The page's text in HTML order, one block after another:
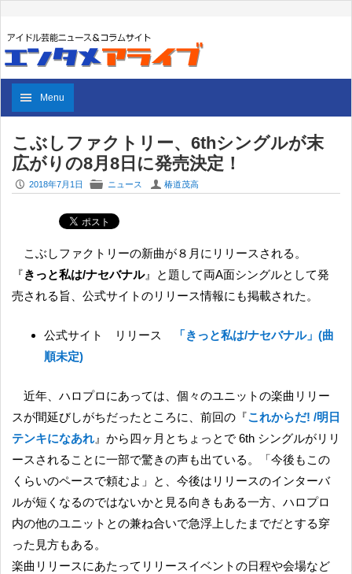
Menu
こぶしファクトリー、6thシングルが末
広がりの8月8日に発売決定！
P 2018年7月1日 F ニュース U 椿道茂高
こぶしファクトリーの新曲が８月にリリースされる。
『きっと私は/ナセバナル』と題して両A面シングルとして発
売される旨、公式サイトのリリース情報にも掲載された。
公式サイト リリース
「きっと私は/ナセバナル」(曲
順未定)
近年、ハロプロにあっては、個々のユニットの楽曲リリー
スが間延びしがちだったところに、前回の『これからだ! /明日
テンキになあれ』から四ヶ月とちょっとで 6th シングルがリリ
ースされることに一部で驚きの声も出ている。「今後もこの
くらいのペースで頼むよ」と、今後はリリースのインターバ
ルが短くなるのではないかと見る向きもある一方、ハロプロ
内の他のユニットとの兼ね合いで急浮上したまでだとする穿
った見方もある。
楽曲リリースにあたってリリースイベントの日程や会場など